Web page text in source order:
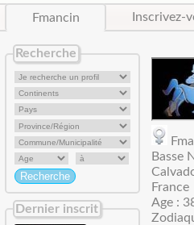
Fmancin Inscrivez-
Recherche
Dernier inscrit
Basse
France
Age :